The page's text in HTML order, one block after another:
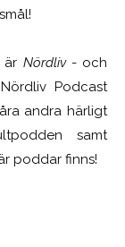
är Nördliv- och
Podcast
andra härligt
samt
poddar finns!